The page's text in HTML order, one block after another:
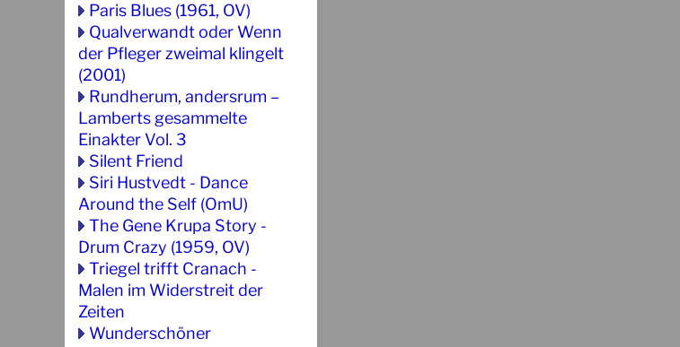
Paris Blues (1961, OV)
Qualverwandt oder Wenn
der Pfleger zweimal klingelt
(2001)
Rundherum, andersrum –
Lamberts gesammelte
Einakter Vol. 3
Silent Friend
Siri Hustvedt - Dance
Around the Self (OmU)
The Gene Krupa Story -
Drum Crazy (1959, OV)
Triegel trifft Cranach -
Malen im Widerstreit der
Zeiten
Wunderschöner